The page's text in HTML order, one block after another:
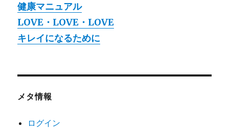
健康マニュアル
LOVE・LOVE・LOVE
キレイになるために
メタ情報
ログイン